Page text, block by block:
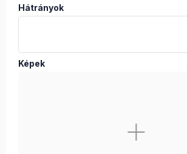
Hátrányok
Képek